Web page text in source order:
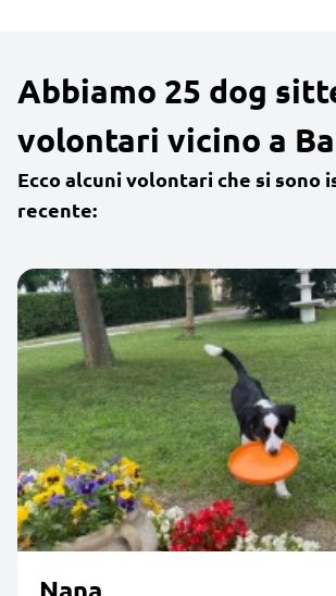
Abbiamo 25 dog
volontari vicino a
Ecco alcuni volontari che si sono
recente: